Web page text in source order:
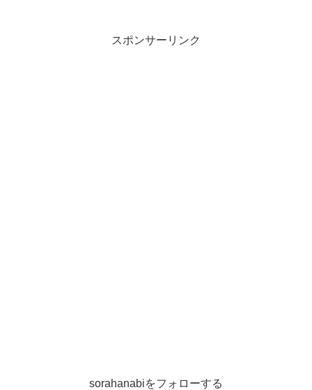
スポンサーリンク
sorahanabiをフォローする